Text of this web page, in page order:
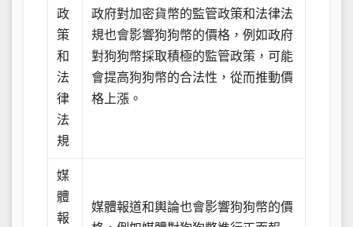
政
策
和
法
律
法
規
政府對加密貨幣的監管政策和法律法
規也會影響狗狗幣的價格，例如政府
對狗狗幣採取積極的監管政策，可能
會提高狗狗幣的合法性，從而推動價
格上漲。
媒
體
報
媒體報道和輿論也會影響狗狗幣的價